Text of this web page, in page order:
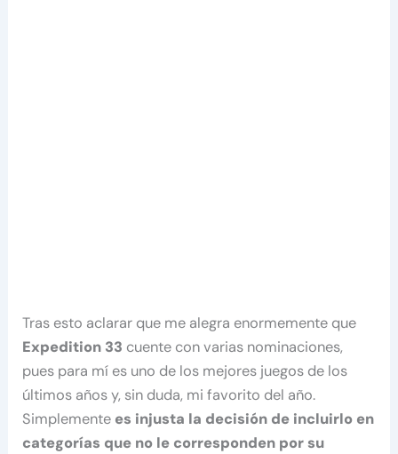
Tras esto aclarar que me alegra enormemente que
Expedition 33 cuente con varias nominaciones,
pues para mí es uno de los mejores juegos de los
últimos años y, sin duda, mi favorito del año.
Simplemente es injusta la decisión de incluirlo en
categorías que no le corresponden por su